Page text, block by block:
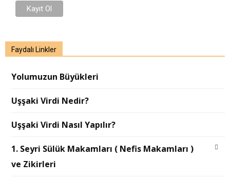
Faydalı Linkler
Yolumuzun Büyükleri
Uşşaki Virdi Nedir?
Uşşaki Virdi Nasıl Yapılır?
1. Seyri Sülük Makamları ( Nefis Makamları )
ve Zikirleri